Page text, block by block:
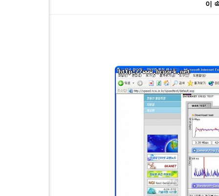
이